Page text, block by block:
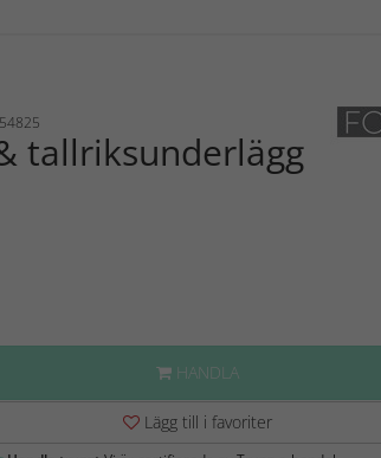
tallriksunderlägg
HANDLA
Lägg till i favoriter